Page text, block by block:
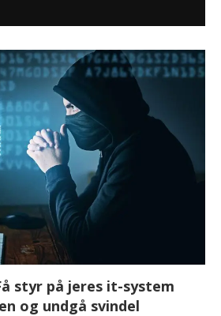
styr på jeres it-system
og undgå svindel